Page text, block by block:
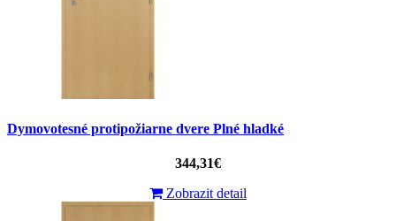
Dymovotesné protipožiarne dvere Plné hladké
344,31€
Zobrazit detail